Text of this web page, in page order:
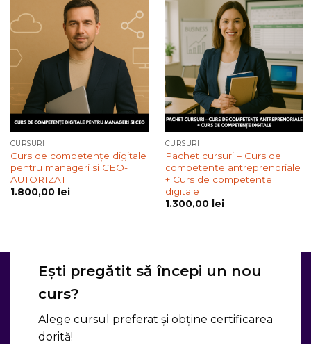
CURSURI
Curs de competențe digitale
pentru manageri si CEO-
AUTORIZAT
1.800,00
lei
CURSURI
Pachet cursuri – Curs de
competențe antreprenoriale
+ Curs de competențe
digitale
1.300,00
lei
Ești pregătit să începi un nou
curs?
Alege cursul preferat și obține certificarea
dorită!